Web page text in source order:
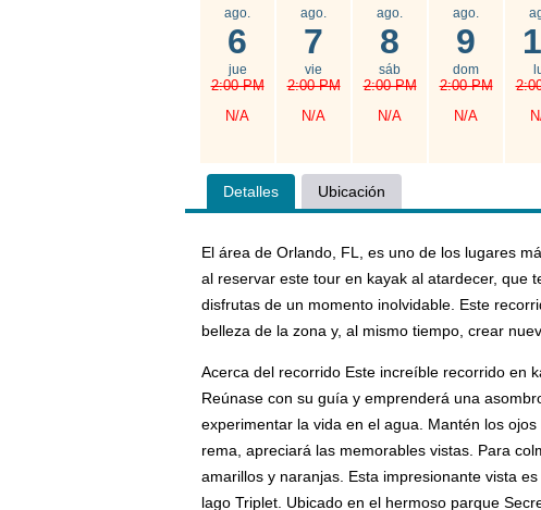
ago.
6
jue
2:00 PM
N/A
ago.
7
vie
2:00 PM
N/A
ago.
8
sáb
2:00 PM
N/A
ago.
9
dom
2:00 PM
N/A
Detalles Ubicación
El área de Orlando, FL, es uno de los lugares
al reservar este tour en kayak al atardecer, que
disfrutas de un momento inolvidable. Este
belleza de la zona y, al mismo tiempo, crear
Acerca del recorrido Este increíble recorrido en
Reúnase con su guía y emprenderá una
experimentar la vida en el agua. Mantén los
rema, apreciará las memorables vistas. Para
amarillos y naranjas. Esta impresionante vista
lago Triplet. Ubicado en el hermoso parque